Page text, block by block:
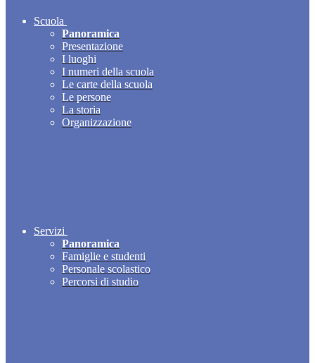
Scuola
Panoramica
Presentazione
I luoghi
I numeri della scuola
Le carte della scuola
Le persone
La storia
Organizzazione
Servizi
Panoramica
Famiglie e studenti
Personale scolastico
Percorsi di studio